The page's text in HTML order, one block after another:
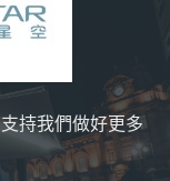
持我們做好更多